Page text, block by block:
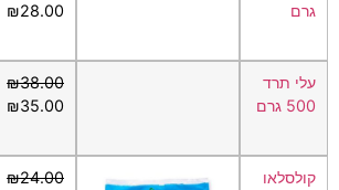
גרם
₪28.00
עלי תרד
500 גרם
₪38.00
₪35.00
קולסלאו
₪24.00